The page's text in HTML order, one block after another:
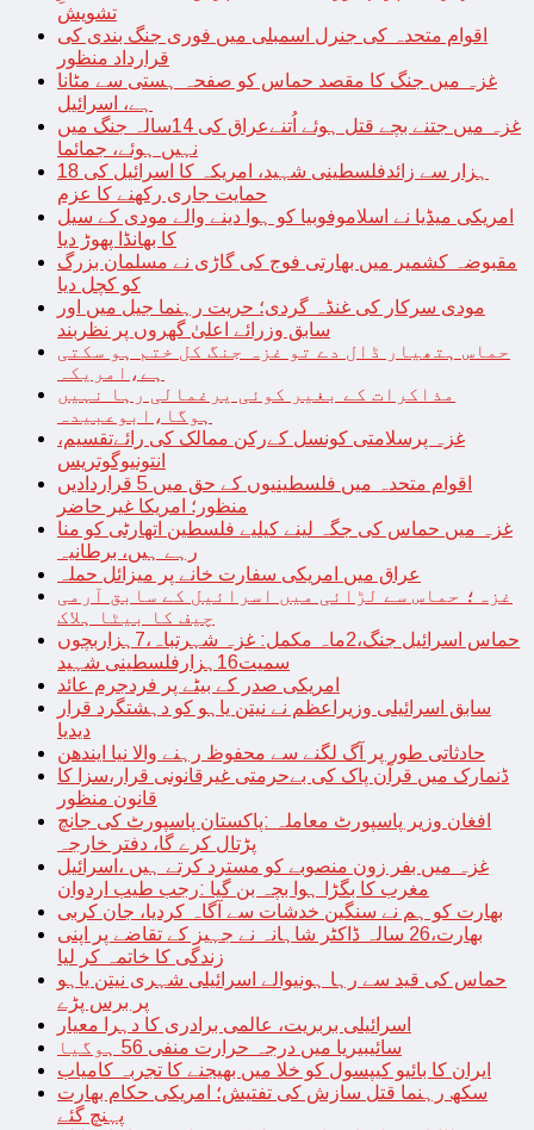
تشویش
اقوام متحدہ کی جنرل اسمبلی میں فوری جنگ بندی کی
قرارداد منظور
غزہ میں جنگ کا مقصد حماس کو صفحہ ہستی سے مٹانا
ہے، اسرائیل
غزہ میں جتنے بچے قتل ہوئے اُتنےعراق کی 14سالہ جنگ میں
نہیں ہوئے، جمائما
18 ہزار سے زائدفلسطینی شہید، امریکہ کا اسرائیل کی
حمایت جاری رکھنے کا عزم
امریکی میڈیا نے اسلاموفوبیا کو ہوا دینے والے مودی کے سیل
کا بھانڈا پھوڑ دیا
مقبوضہ کشمیر میں بھارتی فوج کی گاڑی نے مسلمان بزرگ
کو کچل دیا
مودی سرکار کی غنڈہ گردی؛ حریت رہنما جیل میں اور
سابق وزرائے اعلیٰ گھروں پر نظربند
حماس ہتھیار ڈال دے تو غزہ جنگ کل ختم ہو سکتی
ہے،امریکہ
مذاکرات کے بغیر کوئی یرغمالی رہا نہیں
ہوگا،ابوعبیدہ
غزہ پرسلامتی کونسل کےرکن ممالک کی رائےتقسیم،
انتونیوگوتریس
اقوام متحدہ میں فلسطینیوں کے حق میں 5 قراردادیں
منظور؛ امریکا غیر حاضر
غزہ میں حماس کی جگہ لینے کیلیے فلسطین اتھارٹی کو منا
رہے ہیں، برطانیہ
عراق میں امریکی سفارت خانے پر میزائل حملہ
غزہ؛ حماس سے لڑائی میں اسرائیل کے سابق آرمی
چیف کا بیٹا ہلاک
حماس اسرائیل جنگ،2ماہ مکمل: غزہ شہرتباہ،7ہزاربچوں
سمیت16ہزارفلسطینی شہید
امریکی صدر کے بیٹے پر فردجرم عائد
سابق اسرائیلی وزیراعظم نے نیتن یاہو کو دہشتگرد قرار
دیدیا
حادثاتی طور پر آگ لگنے سے محفوظ رہنے والا نیا ایندھن
ڈنمارک میں قرآن پاک کی بےحرمتی غیرقانونی قرار،سزا کا
قانون منظور
افغان وزیر پاسپورٹ معاملہ :پاکستان پاسپورٹ کی جانچ
پڑتال کرے گا، دفتر خارجہ
غزہ میں بفر زون منصوبے کو مسترد کرتے ہیں ،اسرائیل
مغرب کا بگڑا ہوا بچہ بن گیا :رجب طیب اردوان
بھارت کو ہم نے سنگین خدشات سے آگاہ کردیا، جان کربی
بھارت،26 سالہ ڈاکٹر شاہانہ نے جہیز کے تقاضے پر اپنی
زندگی کا خاتمہ کر لیا
حماس کی قید سے رہا ہونیوالے اسرائیلی شہری نیتن یاہو
پر برس پڑے
اسرائیلی بربریت، عالمی برادری کا دہرا معیار
سائیبیریا میں درجہ حرارت منفی 56 ہوگیا
ایران کا بائیو کیپسول کو خلا میں بھیجنے کا تجربہ کامیاب
سکھ رہنما قتل سازش کی تفتیش؛ امریکی حکام بھارت
پہنچ گئے